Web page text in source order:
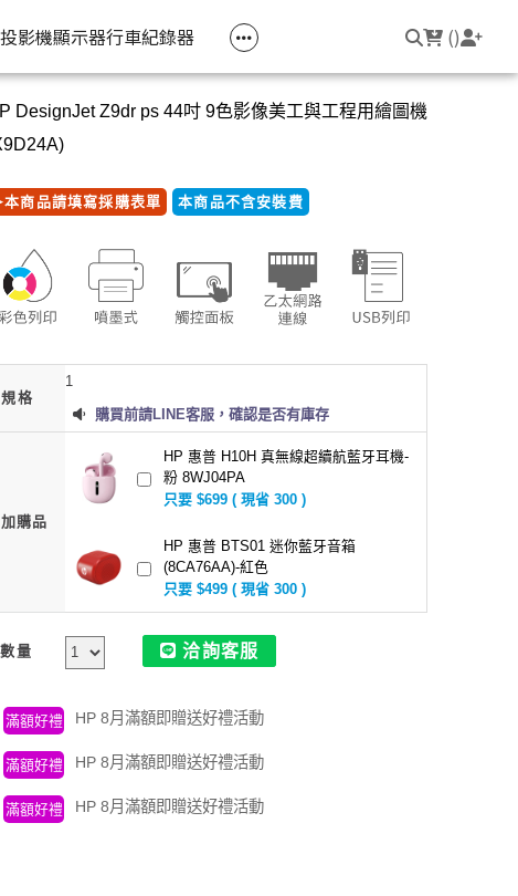
友回饋
電競筆電
OMEN
筆電周邊
電腦包
觸控筆
變壓器
筆電支架
線耳機
影音週邊
投影機
簡報周邊
簡報筆
顯示器行車紀錄器 ()
DesignJet Z9dr ps 44吋 9色影像美工與工程用繪圖機
商品請填寫採購表單 本商品不含安裝費
規格
1
購買前請LINE客服，確認是否有庫存
加購品
HP 惠普 H10H 真無線超續航藍牙耳機-
粉 8WJ04PA
只要 $699 ( 現省 300 )
HP 惠普 BTS01 迷你藍牙音箱
(8CA76AA)-紅色
只要 $499 ( 現省 300 )
數量 洽詢客服
滿額好禮 HP 8月滿額即贈送好禮活動
滿額好禮 HP 8月滿額即贈送好禮活動
滿額好禮 HP 8月滿額即贈送好禮活動